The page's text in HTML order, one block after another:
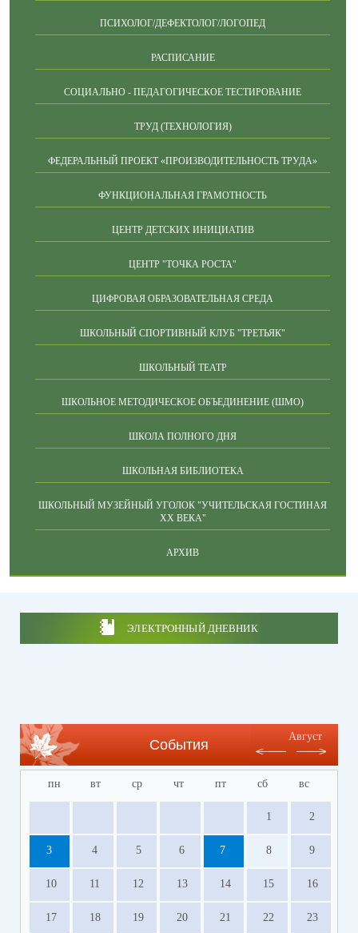
ПСИХОЛОГ/ДЕФЕКТОЛОГ/ЛОГОПЕД
РАСПИСАНИЕ
СОЦИАЛЬНО - ПЕДАГОГИЧЕСКОЕ ТЕСТИРОВАНИЕ
ТРУД (ТЕХНОЛОГИЯ)
ФЕДЕРАЛЬНЫЙ ПРОЕКТ «ПРОИЗВОДИТЕЛЬНОСТЬ ТРУДА»
ФУНКЦИОНАЛЬНАЯ ГРАМОТНОСТЬ
ЦЕНТР ДЕТСКИХ ИНИЦИАТИВ
ЦЕНТР "ТОЧКА РОСТА"
ЦИФРОВАЯ ОБРАЗОВАТЕЛЬНАЯ СРЕДА
ШКОЛЬНЫЙ СПОРТИВНЫЙ КЛУБ "ТРЕТЬЯК"
ШКОЛЬНЫЙ ТЕАТР
ШКОЛЬНОЕ МЕТОДИЧЕСКОЕ ОБЪЕДИНЕНИЕ (ШМО)
ШКОЛА ПОЛНОГО ДНЯ
ШКОЛЬНАЯ БИБЛИОТЕКА
ШКОЛЬНЫЙ МУЗЕЙНЫЙ УГОЛОК "УЧИТЕЛЬСКАЯ ГОСТИНАЯ
ХХ ВЕКА"
АРХИВ
ЭЛЕКТРОННЫЙ ДНЕВНИК
События
Август
пн вт ср чт пт сб вс
1 2
3 4 5 6 7 8 9
10 11 12 13 14 15 16
17 18 19 20 21 22 23